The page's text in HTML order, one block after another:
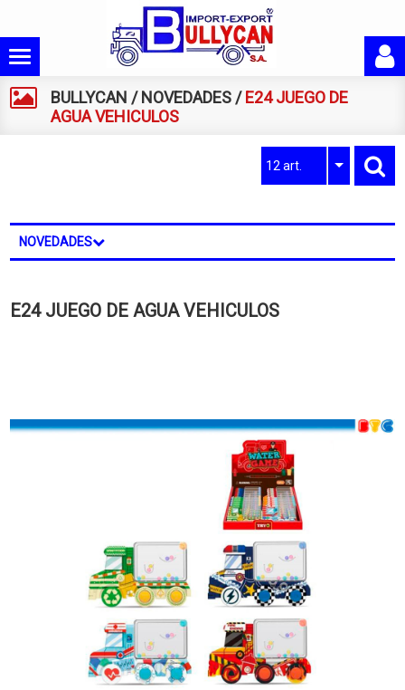
BULLYCAN /NOVEDADES /E24 JUEGO DE
AGUA VEHICULOS
12 art.
NOVEDADES
E24 JUEGO DE AGUA VEHICULOS